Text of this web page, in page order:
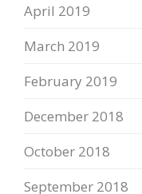
April 2019
March 2019
February 2019
December 2018
October 2018
September 2018